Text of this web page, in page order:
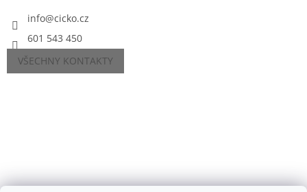
info@cicko.cz
601 543 450
VŠECHNY KONTAKTY